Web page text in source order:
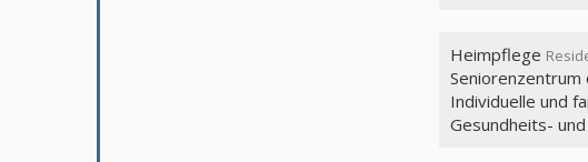
Heimpflege
Seniorenzentrum
Individuelle und
Gesundheits-